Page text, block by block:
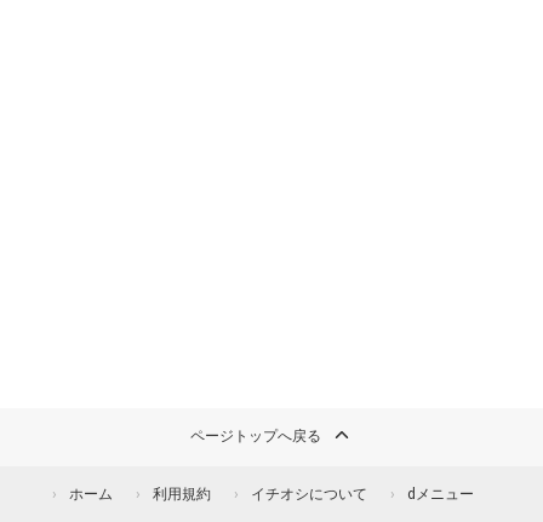
ページトップへ戻る
ホーム 利用規約 イチオシについて dメニュー